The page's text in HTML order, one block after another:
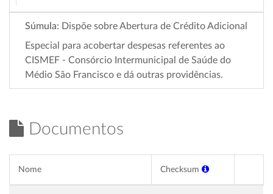
Súmula: Dispõe sobre Abertura de Crédito Adicional
Especial para acobertar despesas referentes ao
CISMEF - Consórcio Intermunicipal de Saúde do
Médio São Francisco e dá outras providências.
Documentos
Nome Checksum